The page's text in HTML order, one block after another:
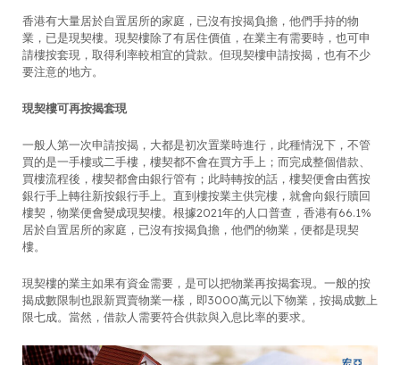
香港有大量居於自置居所的家庭，已沒有按揭負擔，他們手持的物
業，已是現契樓。現契樓除了有居住價值，在業主有需要時，也可申
請樓按套現，取得利率較相宜的貸款。但現契樓申請按揭，也有不少
要注意的地方。
現契樓可再按揭套現
一般人第一次申請按揭，大都是初次置業時進行，此種情況下，不管
買的是一手樓或二手樓，樓契都不會在買方手上；而完成整個借款、
買樓流程後，樓契都會由銀行管有；此時轉按的話，樓契便會由舊按
銀行手上轉往新按銀行手上。直到樓按業主供完樓，就會向銀行贖回
樓契，物業便會變成現契樓。根據2021年的人口普查，香港有66.1%
居於自置居所的家庭，已沒有按揭負擔，他們的物業，便都是現契
樓。
現契樓的業主如果有資金需要，是可以把物業再按揭套現。一般的按
揭成數限制也跟新買賣物業一樣，即3000萬元以下物業，按揭成數上
限七成。當然，借款人需要符合供款與入息比率的要求。